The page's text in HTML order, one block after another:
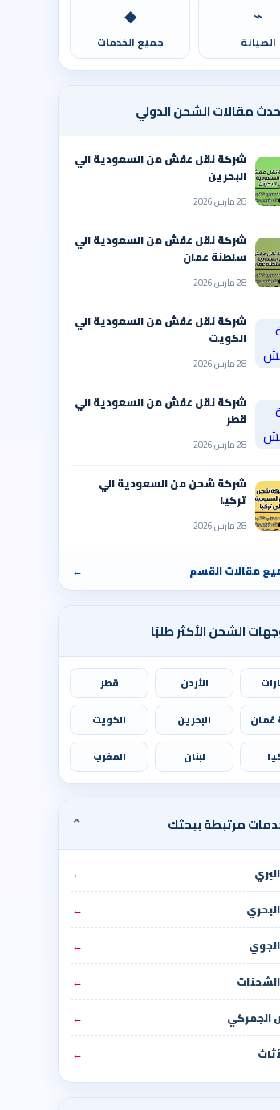
⌁
الصيانة
◆
جميع الخدمات
مقالات الشحن الدولي
شركة نقل عفش من السعودية الي
البحرين
28 مارس 2026
شركة نقل عفش من السعودية الي
سلطنة عمان
28 مارس 2026
شركة نقل عفش من السعودية الي
الكويت
28 مارس 2026
شركة نقل عفش من السعودية الي
قطر
28 مارس 2026
شركة شحن من السعودية الي
تركيا
28 مارس 2026
مقالات القسم ←
الشحن الأكثر طلبًا
الأردن قطر
عُمان البحرين الكويت
لبنان المغرب
مرتبطة ببحثك ⌄
←
←
←
←
الجمركي
←
←